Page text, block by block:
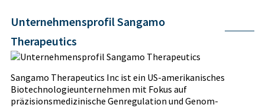
Unternehmensprofil Sangamo
Therapeutics
Sangamo Therapeutics Inc ist ein US-amerikanisches
Biotechnologieunternehmen mit Fokus auf
präzisionsmedizinische Genregulation und Genom-